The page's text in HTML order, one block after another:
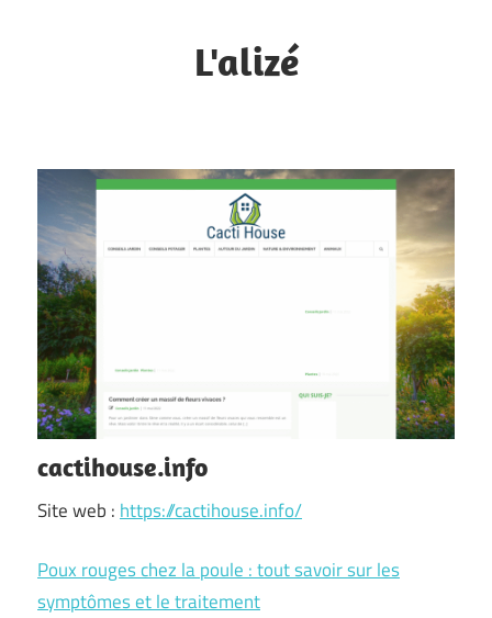
L'alizé
tous
vents
cactihouse.info
Site web : https://cactihouse.info/
Poux rouges chez la poule : tout savoir sur les
symptômes et le traitement